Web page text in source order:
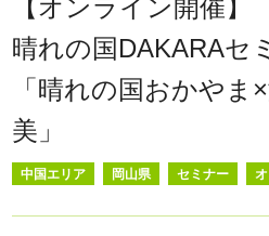
【オンライン開催】
晴れの国DAKARAセ
「晴れの国おかやま
美」
中国エリア 岡山県 セミナー